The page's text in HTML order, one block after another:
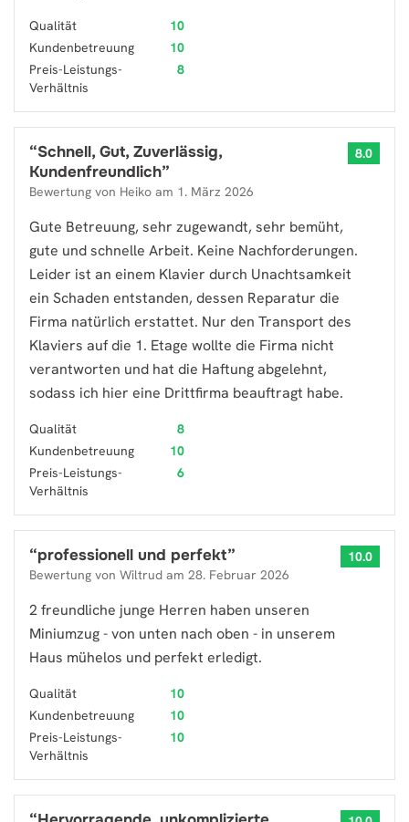
Qualität
10
Kundenbetreuung
10
Preis-Leistungs-
Verhältnis
8
“Schnell, Gut, Zuverlässig,
Kundenfreundlich”
Bewertung von Heiko am 1. März 2026
8.0
Gute Betreuung, sehr zugewandt, sehr bemüht,
gute und schnelle Arbeit. Keine Nachforderungen.
Leider ist an einem Klavier durch Unachtsamkeit
ein Schaden entstanden, dessen Reparatur die
Firma natürlich erstattet. Nur den Transport des
Klaviers auf die 1. Etage wollte die Firma nicht
verantworten und hat die Haftung abgelehnt,
sodass ich hier eine Drittfirma beauftragt habe.
Qualität
8
Kundenbetreuung
10
Preis-Leistungs-
Verhältnis
6
“professionell und perfekt”
Bewertung von Wiltrud am 28. Februar 2026
10.0
2 freundliche junge Herren haben unseren
Miniumzug - von unten nach oben - in unserem
Haus mühelos und perfekt erledigt.
Qualität
10
Kundenbetreuung
10
Preis-Leistungs-
Verhältnis
10